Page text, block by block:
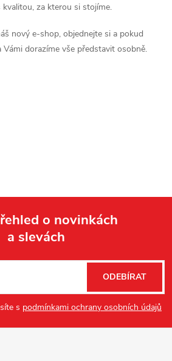
za kterou si stojíme.
nový e-shop, objednejte si a pokud
dorazíme vše představit osobně.
o novinkách
a slevách
s podmínkami ochrany osobních údajů
ODEBÍRAT